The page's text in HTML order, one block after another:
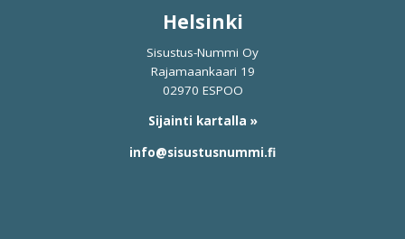
Helsinki
Sisustus-Nummi Oy
Rajamaankaari 19
02970 ESPOO
Sijainti kartalla »
info@sisustusnummi.fi